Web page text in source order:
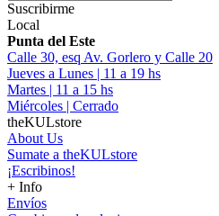
Suscribirme
Local
Punta del Este
Calle 30, esq Av. Gorlero y Calle 20
Jueves a Lunes | 11 a 19 hs
Martes | 11 a 15 hs
Miércoles | Cerrado
theKULstore
About Us
Sumate a theKULstore
¡Escribinos!
+ Info
Envíos